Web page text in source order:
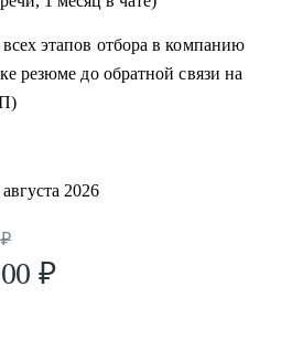
/ обслуживание клиентов
этапов отбора в компанию
резюме до обратной связи на
августа 2026
₽
₽